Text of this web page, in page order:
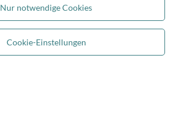
Sichere Zahlungen
Nur notwendige Cookies
Cookie-Einstellungen